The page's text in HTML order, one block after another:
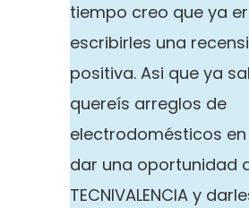
tiempo creo que ya
escribirles una
positiva. Asi que ya
quereís arreglos de
electrodomésticos en
dar una oportunidad
TECNIVALENCIA y